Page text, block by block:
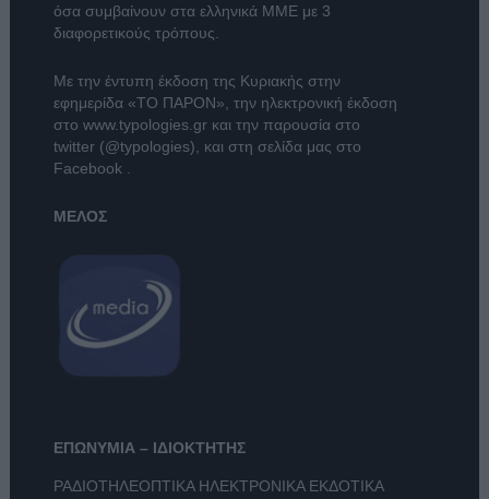
όσα συμβαίνουν στα ελληνικά ΜΜΕ με 3
διαφορετικούς τρόπους.
Με την έντυπη έκδοση της Κυριακής στην
εφημερίδα «ΤΟ ΠΑΡΟΝ» , την ηλεκτρονική έκδοση
στο www.typologies.grκαι την παρουσία στο
twitter (@typologies) , και στη σελίδα μας στο
Facebook
ΜΕΛΟΣ
ΕΠΩΝΥΜΙΑ – ΙΔΙΟΚΤΗΤΗΣ
ΡΑΔΙΟΤΗΛΕΟΠΤΙΚΑ ΗΛΕΚΤΡΟΝΙΚΑ ΕΚΔΟΤΙΚΑ